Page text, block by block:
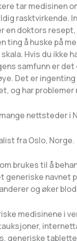
tar medisinen
rasktvirkende.
en doktors
ting å huske på
Hvis du ikke
samfunn er
Det er
og har
nettsteder i
fra Oslo, Norge.
brukes til å
generiske
og øker
medisinene i
generiske